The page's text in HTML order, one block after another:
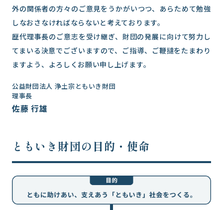
外の関係者の方々のご意見をうかがいつつ、あらためて勉強
しなおさなければならないと考えております。
歴代理事長のご意志を受け継ぎ、財団の発展に向けて努力し
てまいる決意でございますので、ご指導、ご鞭撻をたまわり
ますよう、よろしくお願い申し上げます。
公益財団法人 浄土宗ともいき財団
理事長
佐藤 行雄
ともいき財団の目的・使命